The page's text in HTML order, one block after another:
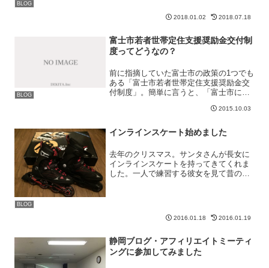
BLOG
は「去年は今まで経験したことのない経
験をさせてもらっ...
2018.01.02 2018.07.18
BLOG
富士市若者世帯定住支援奨励金交付制
度ってどうなの？
前に指摘していた富士市の政策の1つでも
ある「富士市若者世帯定住支援奨励金交
付制度」。簡単に言うと、「富士市に家
よ。」と言った内容のものですが、私は
の費用で富士市をアピー...
2015.10.03
BLOG
インラインスケート始めました
去年のクリスマス。サンタさんが長女に
インラインスケートを持ってきてくれま
した。一人で練習する彼女を見て昔の記
2016.01.18 2016.01.19
静岡ブログ・アフィリエイトミーティ
ングに参加してみました